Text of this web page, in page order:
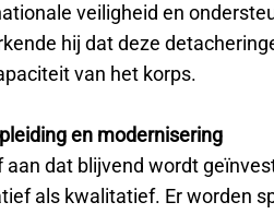
veiligheid en
hij dat deze
van het korps.
en modernisering
aan dat blijvend wordt
als kwalitatief. Er worden